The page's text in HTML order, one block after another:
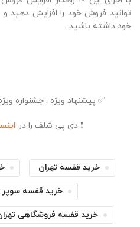
توانید فروش خود را افزایش
خود داشته باشید.
✅ پیشنهاد ویژه : جشنواره
❗ دی پی شلف را در
خرید قفسه تهران
خرید قفسه سوپر
خرید قفسه فروشگاهی